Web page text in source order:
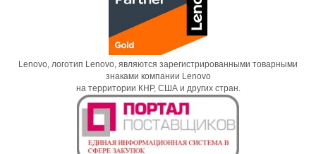
Lenovo, логотип Lenovo, являются зарегистрированными товарными
знаками компании Lenovo
на территории КНР, США и других стран.